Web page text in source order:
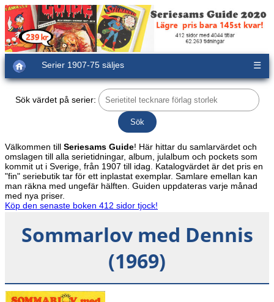
Serier 1907-75 säljes ☰
Sök värdet på serier:
Välkommen till Seriesams Guide! Här hittar du samlarvärdet och
omslagen till alla serietidningar, album, julalbum och pockets som
kommit ut i Sverige, från 1907 till idag. Katalogvärdet är det pris en
"fin" seriebutik tar för ett inplastat exemplar. Samlare emellan kan
man räkna med ungefär hälften. Guiden uppdateras varje månad
med nya priser.
Köp den senaste boken 412 sidor tjock!
Sommarlov med Dennis
(1969)